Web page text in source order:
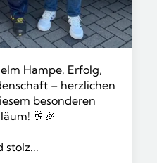
Hampe, Erfolg,
– herzlichen
besonderen
🥂🎉
stolz...